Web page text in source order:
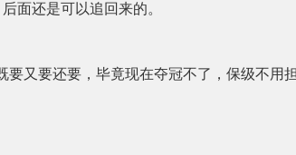
面还是可以追回来的。
又要还要，毕竟现在夺冠不了，保级不用